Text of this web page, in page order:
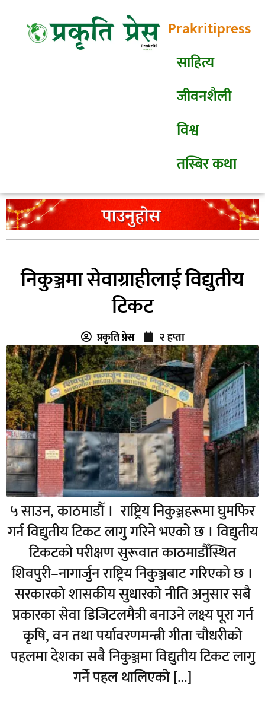
Prakritipress
साहित्य
जीवनशैली
विश्व
तस्बिर कथा
निकुञ्जमा सेवाग्राहीलाई विद्युतीय
टिकट
प्रकृति प्रेस २ हप्ता
५ साउन, काठमाडौँ । राष्ट्रिय निकुञ्जहरूमा घुमफिर
गर्न विद्युतीय टिकट लागु गरिने भएको छ । विद्युतीय
टिकटको परीक्षण सुरूवात काठमाडौँस्थित
शिवपुरी–नागार्जुन राष्ट्रिय निकुञ्जबाट गरिएको छ ।
सरकारको शासकीय सुधारको नीति अनुसार सबै
प्रकारका सेवा डिजिटलमैत्री बनाउने लक्ष्य पूरा गर्न
कृषि, वन तथा पर्यावरणमन्त्री गीता चौधरीको
पहलमा देशका सबै निकुञ्जमा विद्युतीय टिकट लागु
गर्ने पहल थालिएको […]